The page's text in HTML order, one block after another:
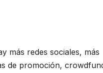
más redes sociales, más
de promoción,